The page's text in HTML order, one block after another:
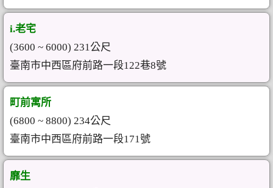
i.老宅
(3600 ~ 6000) 231公尺
臺南市中西區府前路一段122巷8號
町前寓所
(6800 ~ 8800) 234公尺
臺南市中西區府前路一段171號
靡生